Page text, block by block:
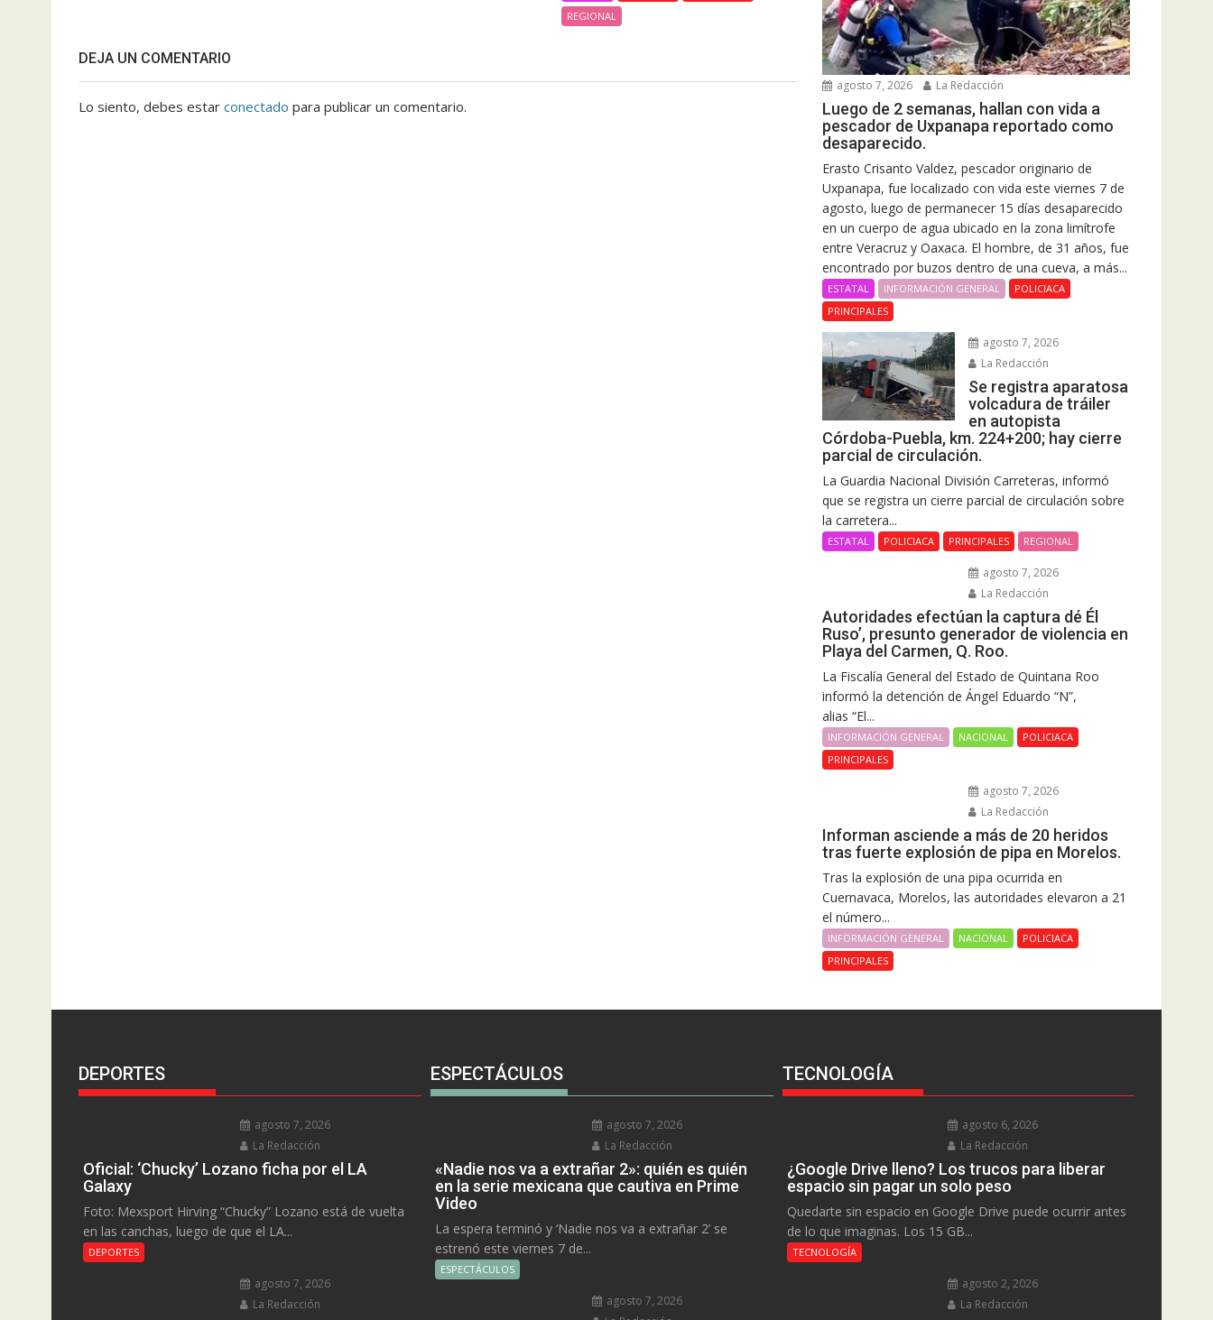
REGIONAL
DEJA UN COMENTARIO
Lo siento, debes estar conectado para publicar un comentario.
agosto 7, 2026 La Redacción
Luego de 2 semanas, hallan con vida a
pescador de Uxpanapa reportado como
desaparecido.
Erasto Crisanto Valdez, pescador originario de
Uxpanapa, fue localizado con vida este viernes 7 de
agosto, luego de permanecer 15 días desaparecido
en un cuerpo de agua ubicado en la zona limítrofe
entre Veracruz y Oaxaca. El hombre, de 31 años, fue
encontrado por buzos dentro de una cueva, a más...
ESTATAL INFORMACIÓN GENERAL
POLICIACA
PRINCIPALES
agosto 7, 2026
La Redacción
Se registra aparatosa
volcadura de tráiler
en autopista
Córdoba-Puebla, km. 224+200; hay cierre
parcial de circulación.
La Guardia Nacional División Carreteras, informó
que se registra un cierre parcial de circulación sobre
la carretera...
ESTATAL POLICIACA PRINCIPALES REGIONAL
agosto 7, 2026
La Redacción
Autoridades efectúan la captura dé Él
Ruso’, presunto generador de violencia en
Playa del Carmen, Q. Roo.
La Fiscalía General del Estado de Quintana Roo
informó la detención de Ángel Eduardo “N”,
alias “El...
INFORMACIÓN GENERAL NACIONAL
POLICIACA
PRINCIPALES
agosto 7, 2026
La Redacción
Informan asciende a más de 20 heridos
tras fuerte explosión de pipa en Morelos.
Tras la explosión de una pipa ocurrida en
Cuernavaca, Morelos, las autoridades elevaron a 21
el número...
INFORMACIÓN GENERAL NACIONAL
POLICIACA
PRINCIPALES
DEPORTES
agosto 7, 2026
La Redacción
Oficial: ‘Chucky’ Lozano ficha por el LA
Galaxy
Foto: Mexsport Hirving “Chucky” Lozano está de vuelta
en las canchas, luego de que el LA...
DEPORTES
agosto 7, 2026
La Redacción
ESPECTÁCULOS
agosto 7, 2026
La Redacción
«Nadie nos va a extrañar 2»: quién es quién
en la serie mexicana que cautiva en Prime
Video
La espera terminó y ‘Nadie nos va a extrañar 2’ se
estrenó este viernes 7 de...
ESPECTÁCULOS
agosto 7, 2026
TECNOLOGÍA
agosto 6, 2026
La Redacción
¿Google Drive lleno? Los trucos para liberar
espacio sin pagar un solo peso
Quedarte sin espacio en Google Drive puede ocurrir antes
de lo que imaginas. Los 15 GB...
TECNOLOGÍA
agosto 2, 2026
La Redacción